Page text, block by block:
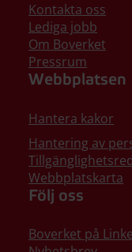
Kontakta oss
Lediga jobb
Om Boverket
Pressrum
Webbplatsen
Hantera kakor
Hantering av
Webbplatskarta
Följ oss
Boverket på